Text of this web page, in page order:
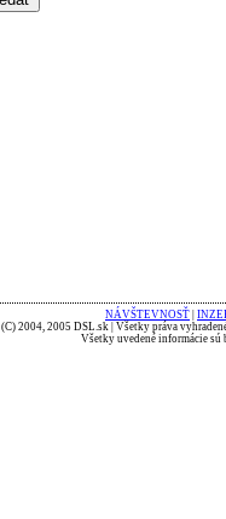
NÁVŠTEVNOSŤ
(C) 2004, 2005 DSL.sk | Všetky práva
Všetky uvedené informácie sú